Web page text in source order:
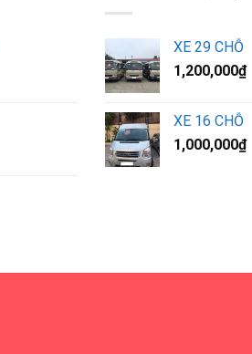
XE 29 CHỖ
1,200,000₫
XE 16 CHỖ
1,000,000₫